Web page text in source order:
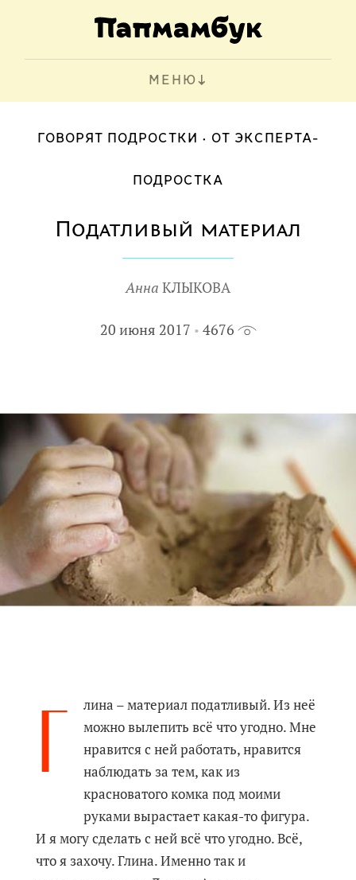
МЕНЮ
ГОВОРЯТ ПОДРОСТКИ ОТ ЭКСПЕРТА-
ПОДРОСТКА
Податливый материал
Анна КЛЫКОВА
20 июня 2017 4676
Г
лина – материал податливый. Из неё
можно вылепить всё что угодно. Мне
нравится с ней работать, нравится
наблюдать за тем, как из
красноватого комка под моими
руками вырастает какая-то фигура.
И я могу сделать с ней всё что угодно. Всё,
что я захочу. Глина. Именно так и